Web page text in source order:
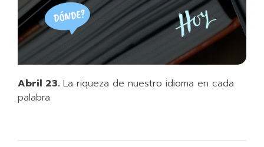
Abril 23. La riqueza de nuestro idioma en cada
palabra